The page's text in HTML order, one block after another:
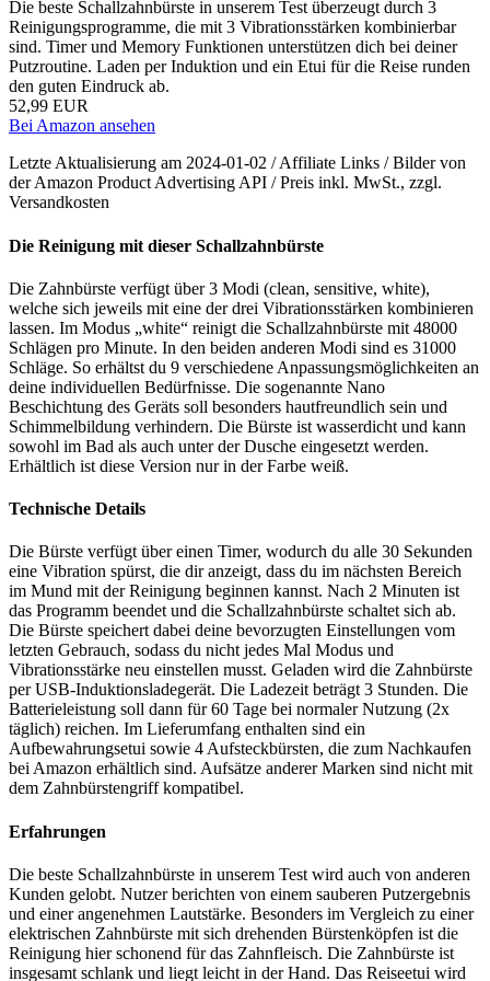
Die beste Schallzahnbürste in unserem Test überzeugt durch 3
Reinigungsprogramme, die mit 3 Vibrationsstärken kombinierbar
sind. Timer und Memory Funktionen unterstützen dich bei deiner
Putzroutine. Laden per Induktion und ein Etui für die Reise runden
den guten Eindruck ab.
52,99 EUR
Bei Amazon ansehen
Letzte Aktualisierung am 2024-01-02 / Affiliate Links / Bilder von
der Amazon Product Advertising API / Preis inkl. MwSt., zzgl.
Versandkosten
Die Reinigung mit dieser Schallzahnbürste
Die Zahnbürste verfügt über 3 Modi (clean, sensitive, white),
welche sich jeweils mit eine der drei Vibrationsstärken kombinieren
lassen. Im Modus „white“ reinigt die Schallzahnbürste mit 48000
Schlägen pro Minute. In den beiden anderen Modi sind es 31000
Schläge. So erhältst du 9 verschiedene Anpassungsmöglichkeiten an
deine individuellen Bedürfnisse. Die sogenannte Nano
Beschichtung des Geräts soll besonders hautfreundlich sein und
Schimmelbildung verhindern. Die Bürste ist wasserdicht und kann
sowohl im Bad als auch unter der Dusche eingesetzt werden.
Erhältlich ist diese Version nur in der Farbe weiß.
Technische Details
Die Bürste verfügt über einen Timer, wodurch du alle 30 Sekunden
eine Vibration spürst, die dir anzeigt, dass du im nächsten Bereich
im Mund mit der Reinigung beginnen kannst. Nach 2 Minuten ist
das Programm beendet und die Schallzahnbürste schaltet sich ab.
Die Bürste speichert dabei deine bevorzugten Einstellungen vom
letzten Gebrauch, sodass du nicht jedes Mal Modus und
Vibrationsstärke neu einstellen musst. Geladen wird die Zahnbürste
per USB-Induktionsladegerät. Die Ladezeit beträgt 3 Stunden. Die
Batterieleistung soll dann für 60 Tage bei normaler Nutzung (2x
täglich) reichen. Im Lieferumfang enthalten sind ein
Aufbewahrungsetui sowie 4 Aufsteckbürsten, die zum Nachkaufen
bei Amazon erhältlich sind. Aufsätze anderer Marken sind nicht mit
dem Zahnbürstengriff kompatibel.
Erfahrungen
Die beste Schallzahnbürste in unserem Test wird auch von anderen
Kunden gelobt. Nutzer berichten von einem sauberen Putzergebnis
und einer angenehmen Lautstärke. Besonders im Vergleich zu einer
elektrischen Zahnbürste mit sich drehenden Bürstenköpfen ist die
Reinigung hier schonend für das Zahnfleisch. Die Zahnbürste ist
insgesamt schlank und liegt leicht in der Hand. Das Reiseetui wird